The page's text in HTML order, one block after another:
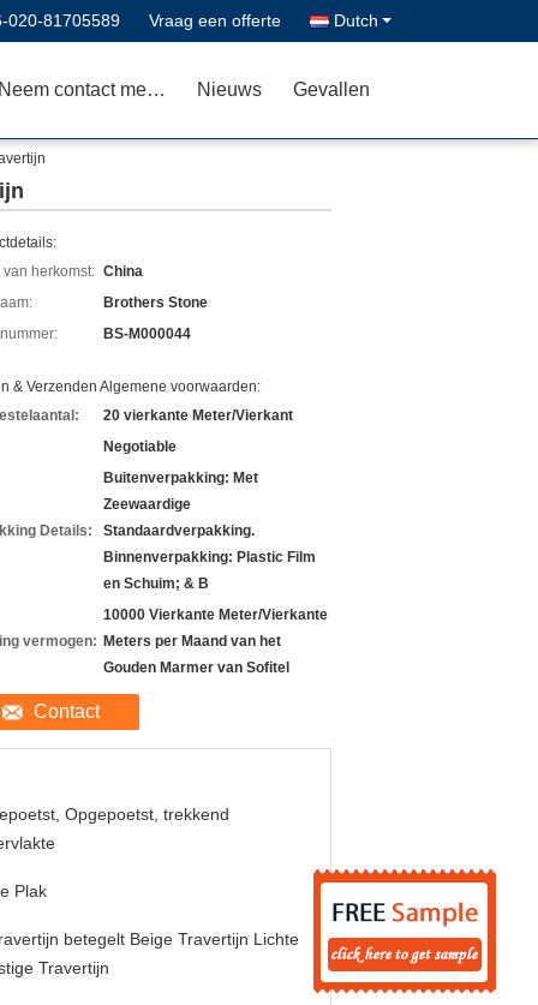
020-81705589 Vraag een offerte Dutch
Neem contact met ons op Nieuws Gevallen
van herkomst: China
Brothers Stone
BS-M000044
& Verzenden Algemene voorwaarden:
20 vierkante Meter/Vierkant
Negotiable
Details:
Buitenverpakking: Met
Zeewaardige
Standaardverpakking.
Binnenverpakking: Plastic Film
en Schuim; & B
vermogen:
10000 Vierkante Meter/Vierkante
Meters per Maand van het
Gouden Marmer van Sofitel
Contact
Opgepoetst, trekkend
Plak
betegelt Beige Travertijn Lichte
Travertijn